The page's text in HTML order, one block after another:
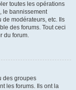
toutes les opérations
le bannissement
de modérateurs, etc. Ils
des forums. Tout ceci
du forum.
des groupes
les forums. Ils ont la